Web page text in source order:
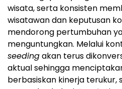
wisata, serta konsisten
wisatawan dan keputusan
mendorong pertumbuhan
menguntungkan. Melalui
seedingakan terus
aktual sehingga
berbasiskan kinerja